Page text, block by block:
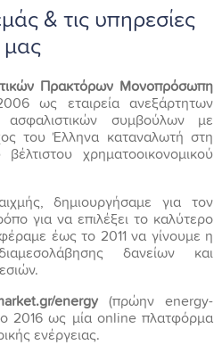
& τις υπηρεσίες
μας
Πρακτόρων Μονοπρόσωπη
ως εταιρεία ανεξάρτητων
ασφαλιστικών συμβούλων με
του Έλληνα καταναλωτή στη
χρηματοοικονομικού
δημιουργήσαμε για τον
για να επιλέξει το καλύτερο
έως το 2011 να γίνουμε η
δανείων και
energy (πρώην energy-
2016 ως μία online πλατφόρμα
ενέργειας.